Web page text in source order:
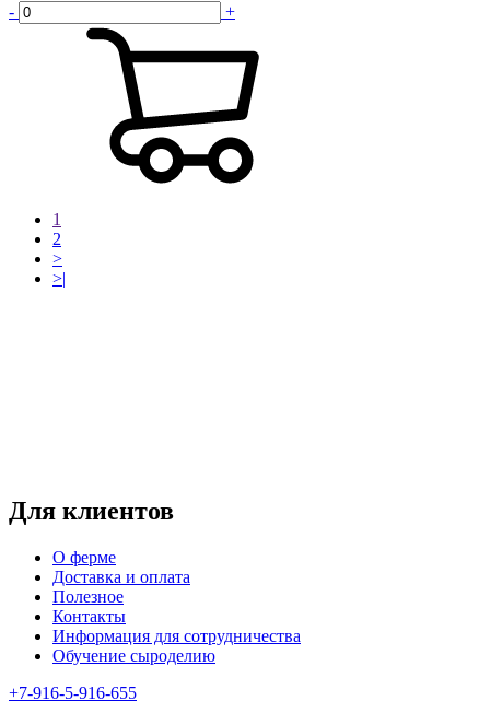
-
+
1
2
>
>|
Для клиентов
О ферме
Доставка и оплата
Полезное
Контакты
Информация для сотрудничества
Обучение сыроделию
+7-916-5-916-655